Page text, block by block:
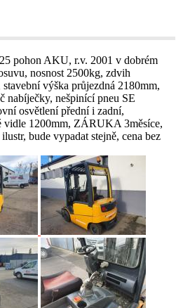
pohon AKU, r.v. 2001 v dobrém
nosnost 2500kg, zdvih
výška průjezdná 2180mm,
nabíječky, nešpinící pneu SE
osvětlení přední i zadní,
vidle 1200mm, ZÁRUKA 3měsíce,
bude vypadat stejně, cena bez